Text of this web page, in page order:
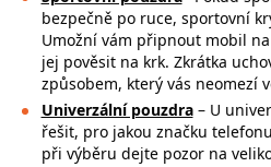
bezpečně po ruce, sportovní
Umožní vám připnout mobil
jej pověsit na krk. Zkrátka
způsobem, který vás neomezí
Univerzální pouzdra – U
řešit, pro jakou značku
při výběru dejte pozor na